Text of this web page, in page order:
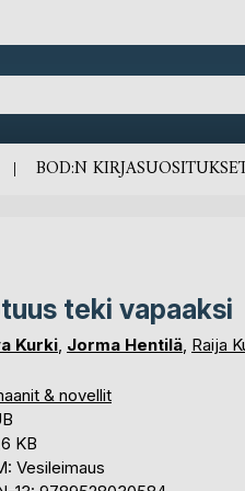
BOD:N
teki vapaaksi
Kurki, Jorma Hentilä, Raija
& novellit
KB
Vesileimaus